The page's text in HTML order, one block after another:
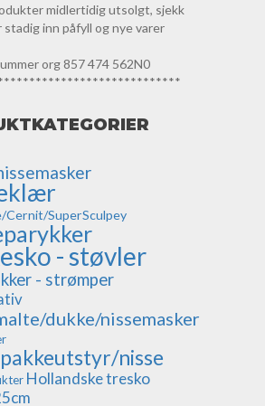
midlertidig utsolgt, sjekk
stadig inn påfyll og nye varer
org 857 474 562N0
Cernit/SuperSculpey
- støvler
- strømper
dukke/nissemasker
nisse
Hollandske tresko